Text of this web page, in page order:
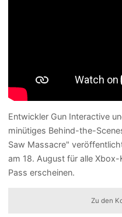
Entwickler Gun Interactive
minütiges Behind-the-
Saw Massacre"
am 18. August für alle
Pass erscheinen.
Zu den